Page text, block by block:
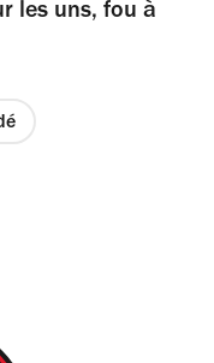
les uns, fou à